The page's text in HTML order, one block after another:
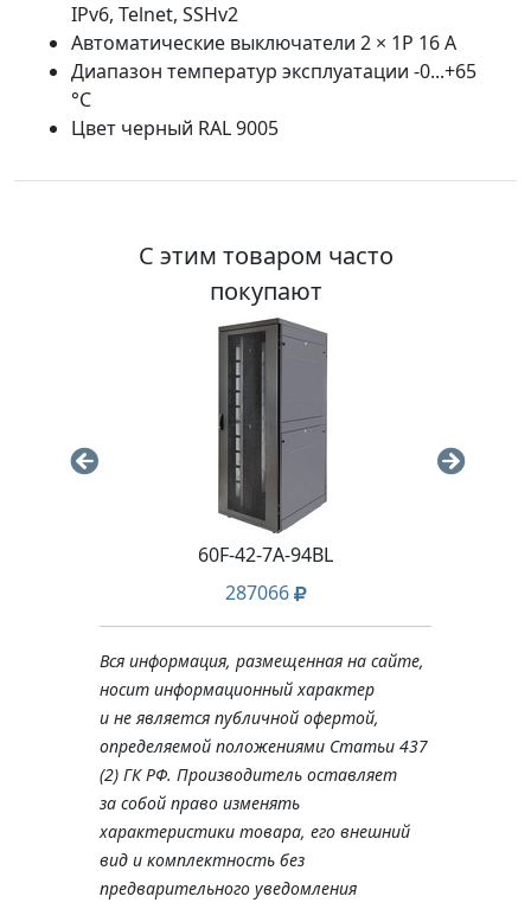
IPv6, Telnet, SSHv2
Автоматические выключатели 2 × 1P 16 A
Диапазон температур эксплуатации -0...+65
°С
Цвет черный RAL 9005
С этим товаром часто
покупают
60F-42-7A-94BL
287066
Вся информация, размещенная на сайте,
носит информационный характер
и не является публичной офертой,
определяемой положениями Статьи 437
(2) ГК РФ. Производитель оставляет
за собой право изменять
характеристики товара, его внешний
вид и комплектность без
предварительного уведомления